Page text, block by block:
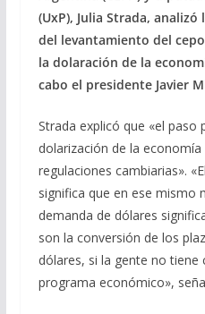
b
o
o
k
gr
a
m
s
A
p
p
(UxP), Julia Strada, analizó
del levantamiento del
la dolaración de la
cabo el presidente Javier
Strada explicó que «el paso
dolarización de la economía
regulaciones cambiarias».
significa que en ese mismo
demanda de dólares
son la conversión de los
dólares, si la gente no tiene
programa económico»,